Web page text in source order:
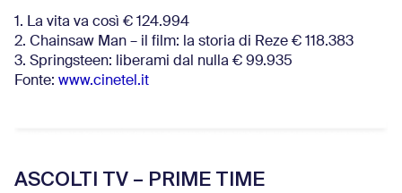
1. La vita va così € 124.994
2. Chainsaw Man – il film: la storia di Reze € 118.383
3. Springsteen: liberami dal nulla € 99.935
Fonte: www.cinetel.it
ASCOLTI TV – PRIME TIME